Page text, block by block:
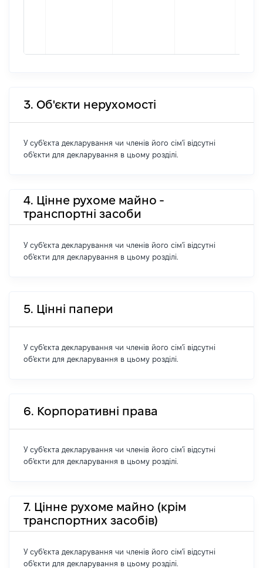
3. Об'єкти нерухомості
У суб'єкта декларування чи членів його сім'ї відсутні
об'єкти для декларування в цьому розділі.
4. Цінне рухоме майно -
транспортні засоби
У суб'єкта декларування чи членів його сім'ї відсутні
об'єкти для декларування в цьому розділі.
5. Цінні папери
У суб'єкта декларування чи членів його сім'ї відсутні
об'єкти для декларування в цьому розділі.
6. Корпоративні права
У суб'єкта декларування чи членів його сім'ї відсутні
об'єкти для декларування в цьому розділі.
7. Цінне рухоме майно (крім
транспортних засобів)
У суб'єкта декларування чи членів його сім'ї відсутні
об'єкти для декларування в цьому розділі.